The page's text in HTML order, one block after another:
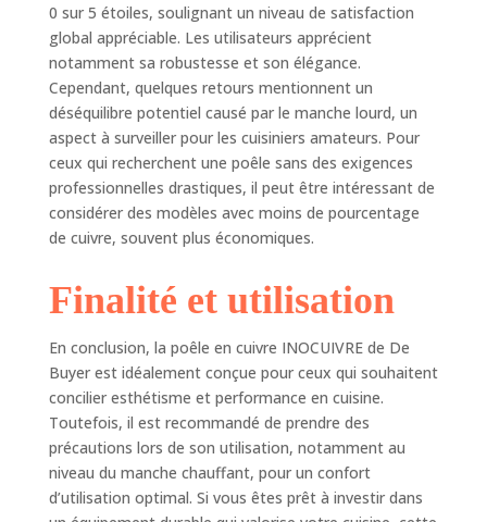
0 sur 5 étoiles, soulignant un niveau de satisfaction
global appréciable. Les utilisateurs apprécient
notamment sa robustesse et son élégance.
Cependant, quelques retours mentionnent un
déséquilibre potentiel causé par le manche lourd, un
aspect à surveiller pour les cuisiniers amateurs. Pour
ceux qui recherchent une poêle sans des exigences
professionnelles drastiques, il peut être intéressant de
considérer des modèles avec moins de pourcentage
de cuivre, souvent plus économiques.
Finalité et utilisation
En conclusion, la poêle en cuivre INOCUIVRE de De
Buyer est idéalement conçue pour ceux qui souhaitent
concilier esthétisme et performance en cuisine.
Toutefois, il est recommandé de prendre des
précautions lors de son utilisation, notamment au
niveau du manche chauffant, pour un confort
d’utilisation optimal. Si vous êtes prêt à investir dans